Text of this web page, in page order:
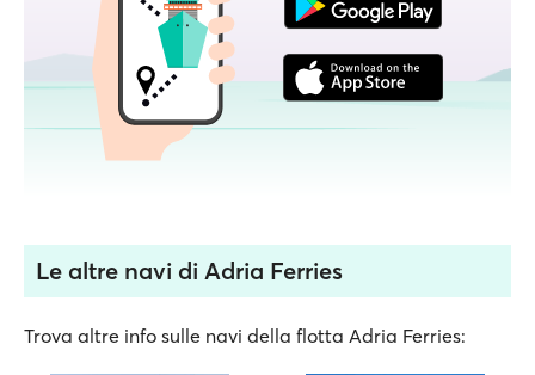
Le altre navi di Adria Ferries
Trova altre info sulle navi della flotta Adria Ferries: